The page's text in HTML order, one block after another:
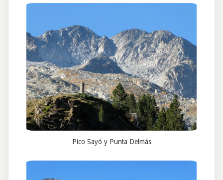
Pico Sayó y Punta Delmás